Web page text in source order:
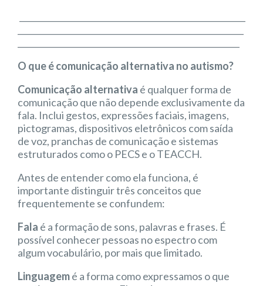
O que é comunicação alternativa no autismo?
Comunicação alternativa é qualquer forma de
comunicação que não depende exclusivamente da
fala. Inclui gestos, expressões faciais, imagens,
pictogramas, dispositivos eletrônicos com saída
de voz, pranchas de comunicação e sistemas
estruturados como o PECS e o TEACCH.
Antes de entender como ela funciona, é
importante distinguir três conceitos que
frequentemente se confundem:
Fala é a formação de sons, palavras e frases. É
possível conhecer pessoas no espectro com
algum vocabulário, por mais que limitado.
Linguagemé a forma como expressamos o que